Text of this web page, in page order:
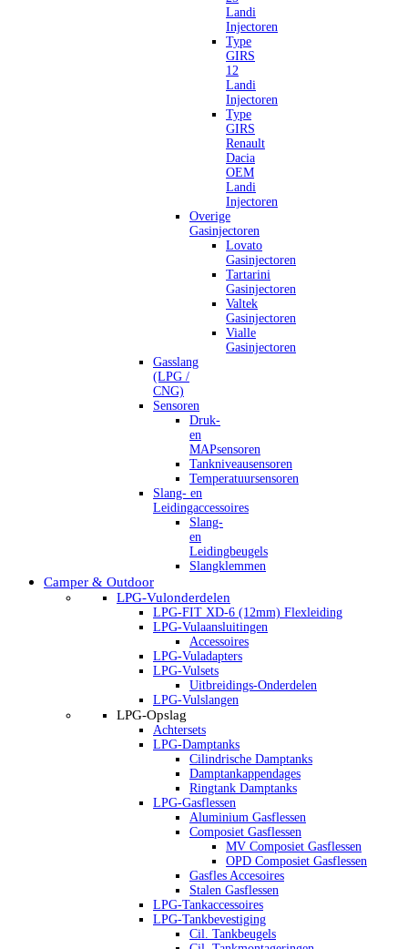
Landi
Injectoren
Type
GIRS
12
Landi
Injectoren
Type
GIRS
Renault
Dacia
OEM
Landi
Injectoren
Overige
Gasinjectoren
Lovato
Gasinjectoren
Tartarini
Gasinjectoren
Valtek
Gasinjectoren
Vialle
Gasinjectoren
Gasslang
(LPG /
CNG)
Sensoren
Druk-
en
MAPsensoren
Tankniveausensoren
Temperatuursensoren
Slang- en
Leidingaccessoires
Slang-
en
Leidingbeugels
Slangklemmen
Camper & Outdoor
LPG-Vulonderdelen
LPG-FIT XD-6 (12mm) Flexleiding
LPG-Vulaansluitingen
Accessoires
LPG-Vuladapters
LPG-Vulsets
Uitbreidings-Onderdelen
LPG-Vulslangen
LPG-Opslag
Achtersets
LPG-Damptanks
Cilindrische Damptanks
Damptankappendages
Ringtank Damptanks
LPG-Gasflessen
Aluminium Gasflessen
Composiet Gasflessen
MV Composiet Gasflessen
OPD Composiet Gasflessen
Gasfles Accesoires
Stalen Gasflessen
LPG-Tankaccessoires
LPG-Tankbevestiging
Cil. Tankbeugels